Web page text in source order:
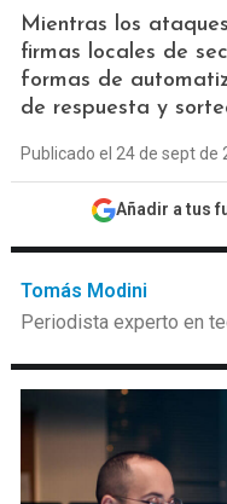
Mientras los
firmas locales de
formas de
de respuesta y
Publicado el 24 de sept de
Añadir a tus
Tomás Modini
Periodista experto en